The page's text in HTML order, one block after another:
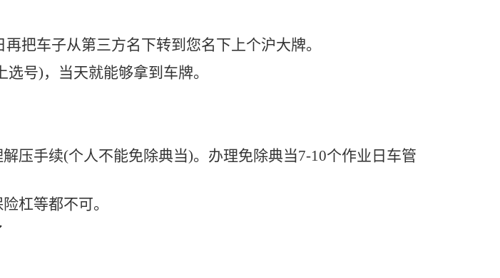
把车子从第三方名下转到您名下上个沪大牌。
号)，当天就能够拿到车牌。
压手续(个人不能免除典当)。办理免除典当7-10个作业日车管
杠等都不可。